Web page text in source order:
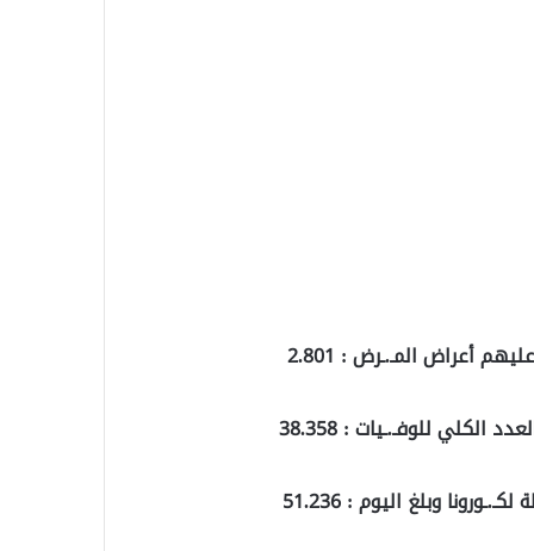
أعراض المـ.ـرض : 2.801
وبلغ اليوم : 51.236